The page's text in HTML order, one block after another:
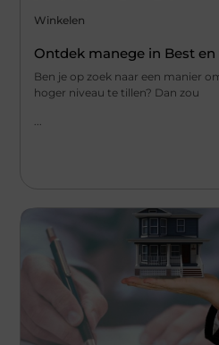
Winkelen
Ontdek manege in Best en
Ben je op zoek naar een manier
hoger niveau te tillen? Dan zou
...